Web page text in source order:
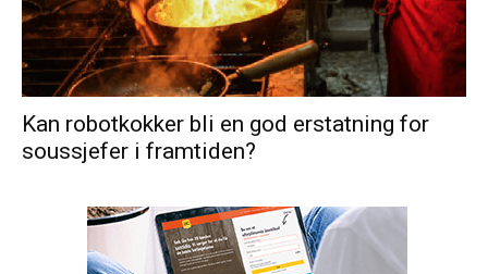
Kan robotkokker bli en god erstatning for
soussjefer i framtiden?